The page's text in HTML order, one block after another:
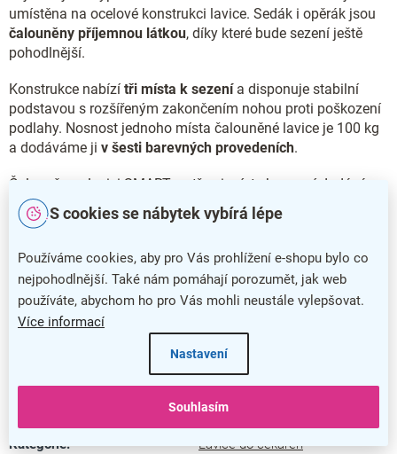
S cookies se nábytek vybírá lépe
Používáme cookies, aby pro Vás prohlížení e-shopu bylo co
nejpohodlnější. Také nám pomáhají porozumět, jak web
používáte, abychom ho pro Vás mohli neustále vylepšovat.
Více informací
Nastavení
Souhlasím
umístěna na ocelové konstrukci lavice. Sedák i opěrák jsou
čalouněny příjemnou látkou, díky které bude sezení ještě
pohodlnější.
Konstrukce nabízí tři místa k sezenía disponuje stabilní
podstavou s rozšířeným zakončením nohou proti poškození
podlahy. Nosnost jednoho místa čalouněné lavice je 100 kg
a dodáváme ji v šesti barevných provedeních.
Čalouněnou lavici SMART se třemi místy k sezení dodáváme
takév provedení s chromovanými nohami
Čalouněná lavice SMART nabízí široké spektrum využití
Stabilní konstrukce poskytuje tři místa k sezení
Pohodlí a příjemný vzhled zajistí čalounění látkou
Nosnost jednoho místa je 100 kg
Doplňkové parametry
Kategorie: Lavice do čekáren